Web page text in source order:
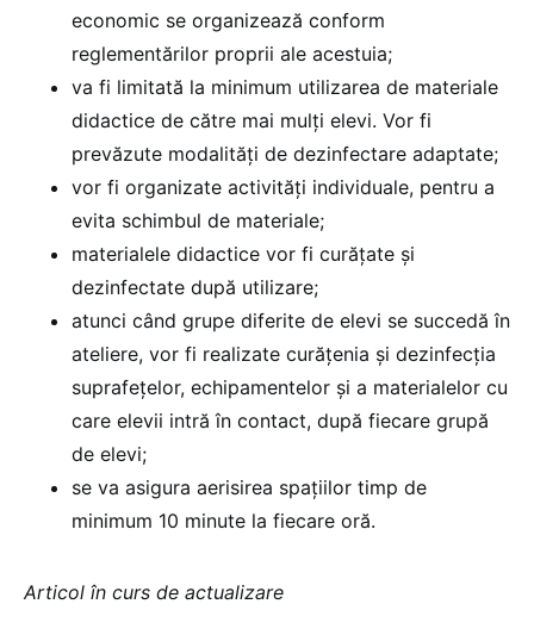
economic se organizează conform
reglementărilor proprii ale acestuia;
va fi limitată la minimum utilizarea de materiale
didactice de către mai mulţi elevi. Vor fi
prevăzute modalităţi de dezinfectare adaptate;
vor fi organizate activităţi individuale, pentru a
evita schimbul de materiale;
materialele didactice vor fi curăţate şi
dezinfectate după utilizare;
atunci când grupe diferite de elevi se succedă în
ateliere, vor fi realizate curăţenia şi dezinfecţia
suprafeţelor, echipamentelor şi a materialelor cu
care elevii intră în contact, după fiecare grupă
de elevi;
se va asigura aerisirea spaţiilor timp de
minimum 10 minute la fiecare oră.
Articol în curs de actualizare